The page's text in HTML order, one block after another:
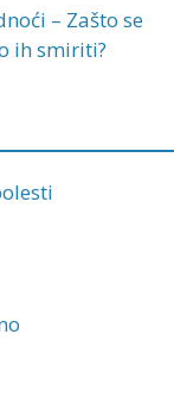
– Zašto se
ih smiriti?